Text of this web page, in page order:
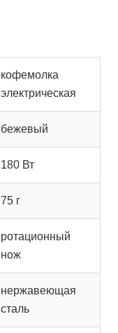
кофемолка
электрическая
бежевый
180 Вт
75 г
ротационный
нож
нержавеющая
сталь